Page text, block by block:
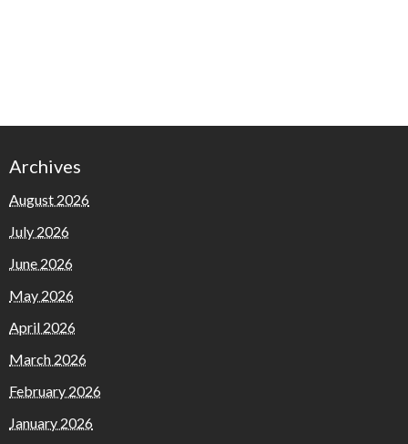
Archives
August 2026
July 2026
June 2026
May 2026
April 2026
March 2026
February 2026
January 2026